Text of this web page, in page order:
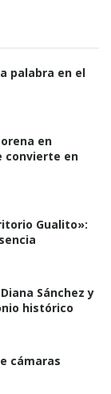
palabra en el
en
convierte en
Gualito»:
Sánchez y
histórico
cámaras